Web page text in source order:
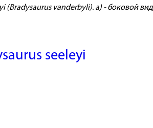
(Bradysaurus vanderbyli). a) - боковой